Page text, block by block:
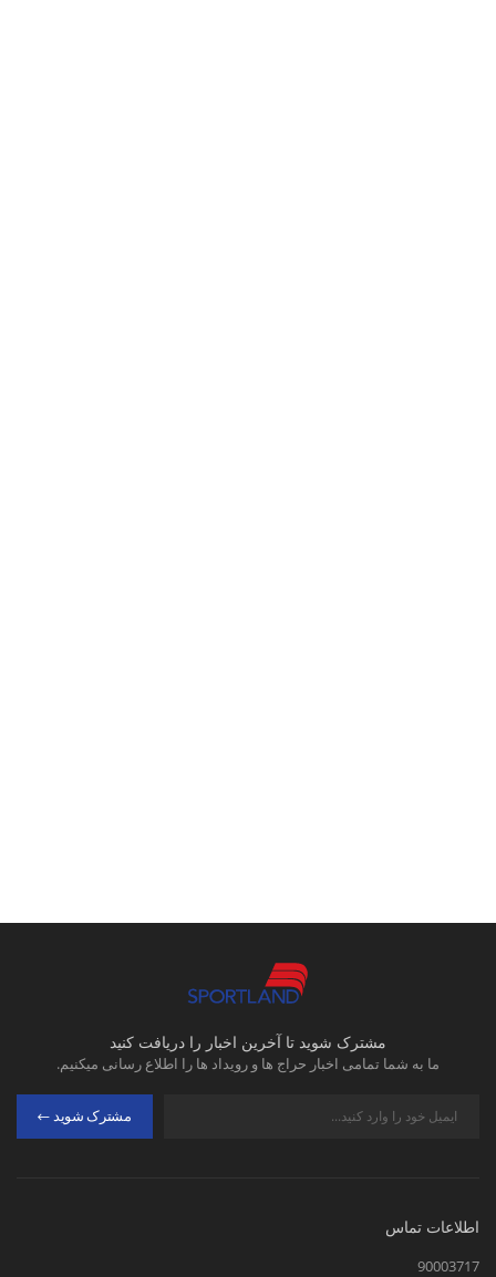
مشترک شوید تا آخرین اخبار را دریافت کنید
ما به شما تمامی اخبار حراج ها و رویداد ها را اطلاع رسانی میکنیم.
مشترک شوید
اطلاعات تماس
90003717